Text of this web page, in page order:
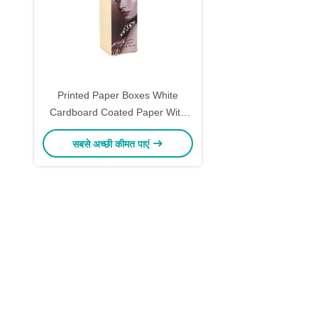
Printed Paper Boxes White
Cardboard Coated Paper With
Hot Stamping And UV Coating
Options Custom
सबसे अच्छी कीमत पाएं